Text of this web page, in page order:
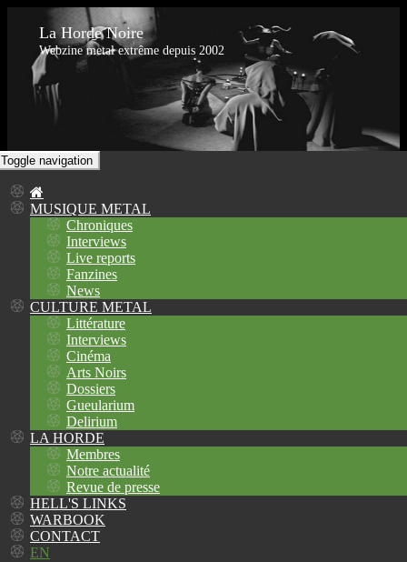
La Horde Noire
Webzine metal extrême depuis 2002
Toggle navigation
MUSIQUE METAL
Chroniques
Interviews
Live reports
Fanzines
News
CULTURE METAL
Littérature
Interviews
Cinéma
Arts Noirs
Dossiers
Gueularium
Delirium
LA HORDE
Membres
Notre actualité
Revue de presse
HELL'S LINKS
WARBOOK
CONTACT
EN